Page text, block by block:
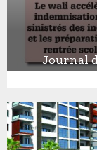
u
r
n
Journal